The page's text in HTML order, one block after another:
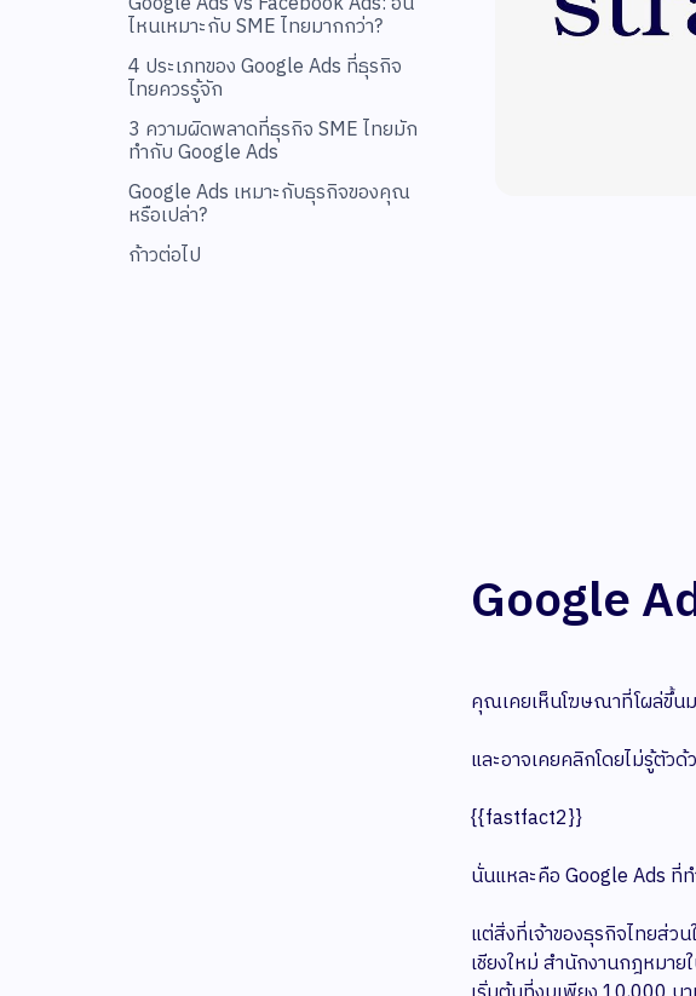
ไหนเหมาะกับ SME ไทยมากกว่า?
4 ประเภทของ Google Ads ที่ธุรกิจ
ไทยควรรู้จัก
3 ความผิดพลาดที่ธุรกิจ SME ไทยมัก
ทำกับ Google Ads
Google Ads เหมาะกับธุรกิจของคุณ
หรือเปล่า?
ก้าวต่อไป
Google
คุณเคยเห็นโฆษณาที่โผล่ขึ้น
และอาจเคยคลิกโดยไม่รู้ตัว
{{fastfact2}}
นั่นแหละคือ Google Ads ที่
แต่สิ่งที่เจ้าของธุรกิจไทยส่
เชียงใหม่ สำนักงานกฎหมา